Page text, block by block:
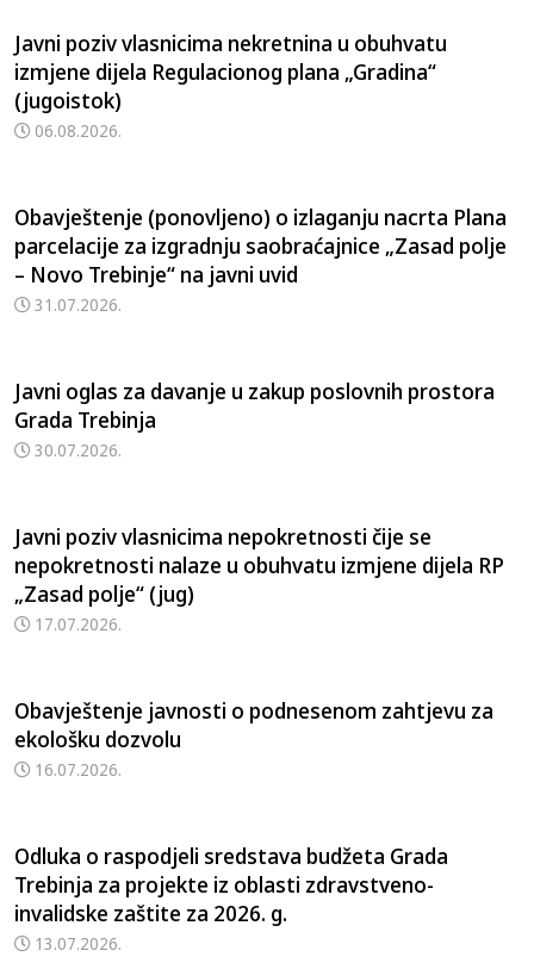
Javni poziv vlasnicima nekretnina u obuhvatu
izmjene dijela Regulacionog plana „Gradina“
(jugoistok)
06.08.2026.
Obavještenje (ponovljeno) o izlaganju nacrta Plana
parcelacije za izgradnju saobraćajnice „Zasad polje
– Novo Trebinje“ na javni uvid
31.07.2026.
Javni oglas za davanje u zakup poslovnih prostora
Grada Trebinja
30.07.2026.
Javni poziv vlasnicima nepokretnosti čije se
nepokretnosti nalaze u obuhvatu izmjene dijela RP
„Zasad polje“ (jug)
17.07.2026.
Obavještenje javnosti o podnesenom zahtjevu za
ekološku dozvolu
16.07.2026.
Odluka o raspodjeli sredstava budžeta Grada
Trebinja za projekte iz oblasti zdravstveno-
invalidske zaštite za 2026. g.
13.07.2026.